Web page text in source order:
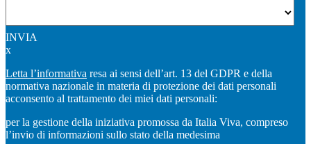
INVIA
x
Letta l’informativa resa ai sensi dell’art. 13 del GDPR e della
normativa nazionale in materia di protezione dei dati personali
acconsento al trattamento dei miei dati personali:
per la gestione della iniziativa promossa da Italia Viva, compreso
l’invio di informazioni sullo stato della medesima